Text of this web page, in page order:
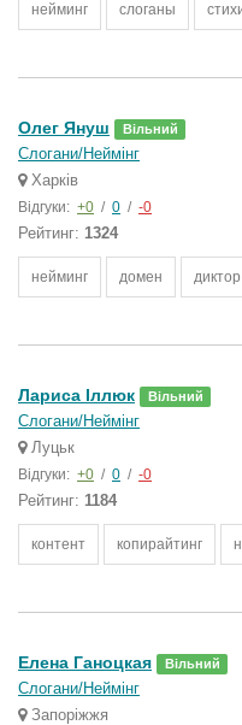
нейминг слоганы
Олег Януш Вільний
Слогани/Неймінг
Харків
Відгуки: +0 / 0 / -0
Рейтинг: 1324
нейминг домен диктор
Лариса Іллюк Вільний
Слогани/Неймінг
Луцьк
Відгуки: +0 / 0 / -0
Рейтинг: 1184
контент копирайтинг
Елена Ганоцкая Вільний
Слогани/Неймінг
Запоріжжя